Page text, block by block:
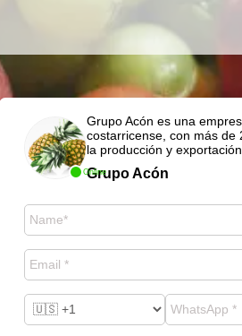
Online
Grupo Acón es una
costarricense, con más de
la producción y
Grupo Acón